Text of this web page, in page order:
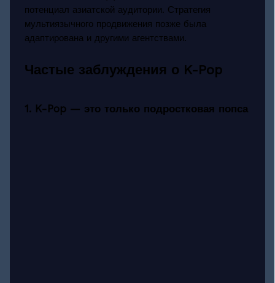
потенциал азиатской аудитории. Стратегия
мультиязычного продвижения позже была
адаптирована и другими агентствами.
Частые заблуждения о K-Pop
1. K-Pop — это только подростковая попса